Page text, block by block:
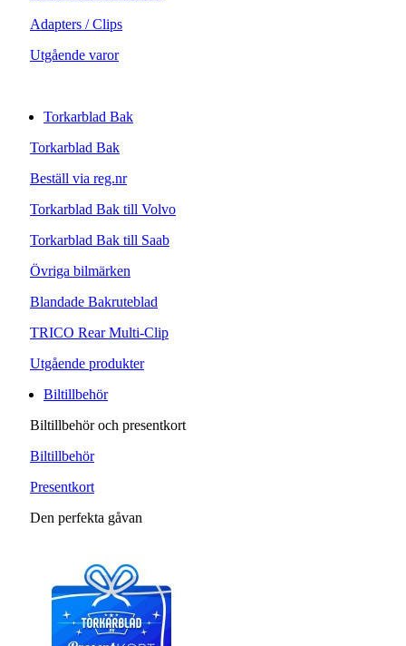
Adapters / Clips
Utgående varor
Torkarblad Bak
Torkarblad Bak
Beställ via reg.nr
Torkarblad Bak till Volvo
Torkarblad Bak till Saab
Övriga bilmärken
Blandade Bakruteblad
TRICO Rear Multi-Clip
Utgående produkter
Biltillbehör
Biltillbehör och presentkort
Biltillbehör
Presentkort
Den perfekta gåvan